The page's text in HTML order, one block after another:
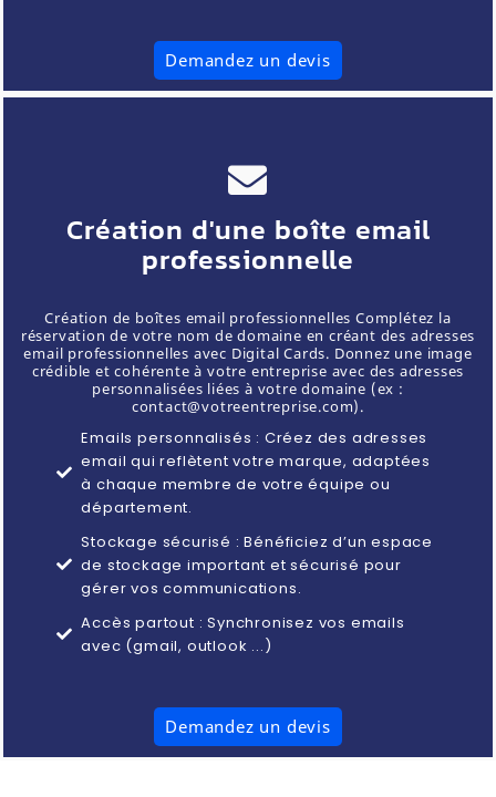
Demandez un devis
Création d'une boîte email
professionnelle
Création de boîtes email professionnelles Complétez la
réservation de votre nom de domaine en créant des adresses
email professionnelles avec Digital Cards. Donnez une image
crédible et cohérente à votre entreprise avec des adresses
personnalisées liées à votre domaine (ex :
contact@votreentreprise.com).
Emails personnalisés : Créez des adresses
email qui reflètent votre marque, adaptées
à chaque membre de votre équipe ou
département.
Stockage sécurisé : Bénéficiez d’un espace
de stockage important et sécurisé pour
gérer vos communications.
Accès partout : Synchronisez vos emails
avec (gmail, outlook ...)
Demandez un devis